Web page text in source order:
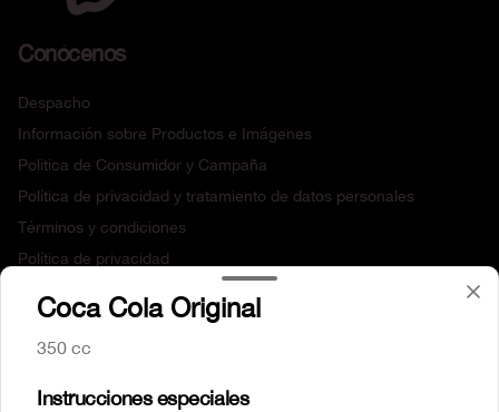
Conócenos
Despacho
Información sobre Productos e Imágenes
Politica de Consumidor y Campaña
Política de privacidad y tratamiento de datos personales
Términos y condiciones
Política de privacidad
Redes sociales
Instagram
Coca Cola Original
350 cc
Instrucciones especiales